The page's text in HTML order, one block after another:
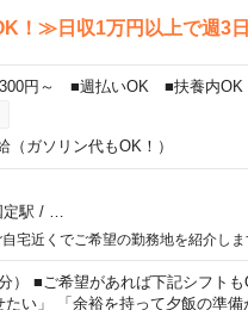
！≫日収1万円以上で週3
円～ ■週払いOK ■扶養内
（ガソリン代もOK！）
定駅 /
宅近くでご希望の勤務地を紹介しま
） ■ご希望があれば下記シフト
たい」 「余裕を持って夕飯の準